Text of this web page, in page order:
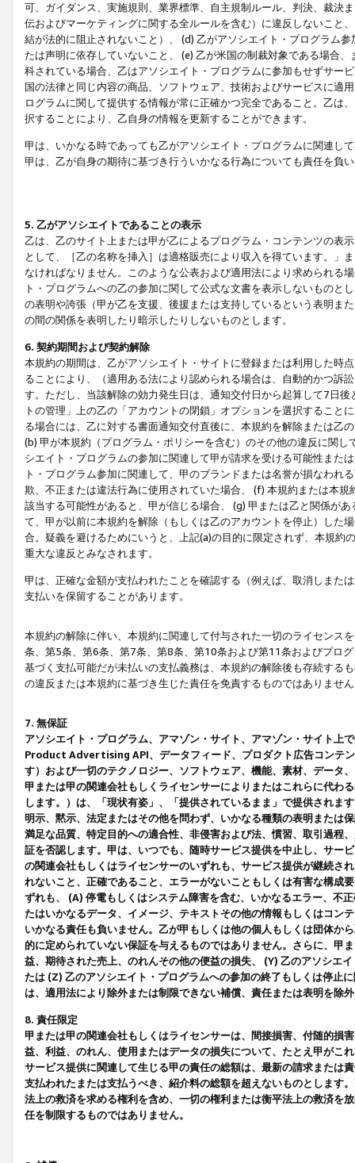
可、ガイダンス、実施規則、業界標準、自主規制ルール、判決、裁決
伝およびマーケティングに関する全ルールを含む）に違反しないこと
結が法的に阻止されないこと）、 (d) 乙がアソシエイト・プログラム
たは声明に依存していないこと、 (e) 乙が米国の制裁対象である場合
科されている場合、乙はアソシエイト・プログラムに参加もせずサー
国の法律と同じ内容の商品、ソフトウェア、技術およびサービスに適
ログラムに関して提供する情報が常に正確かつ完全であること。乙は
択することにより、乙自身の情報を更新することができます。
甲は、いかなる時であっても乙がアソシエイト・プログラムに関連し
甲は、乙が自身の期待に基づき行ういかなる行為についても責任を負
5. 乙がアソシエイトであることの表示
乙は、乙のサイト上または甲が乙によるプログラム・コンテンツの表
として、［乙の名称を挿入］は適格販売により収入を得ています。」
なければなりません。このような公表および適用法により求められる
ト・プログラムへの乙の参加に関して公式な文書を表示しないもの
の表明や誇張（甲が乙を支援、後援または支持しているという表明ま
の間の関係を表明したり暗示したりしないものとします。
6. 契約期間および契約解除
本規約の期間は、乙がアソシエイト・サイトに登録または利用した時
ることにより、（適用ある法により認められる場合は、自動的かつ訴
す。ただし、当該解除の効力発生日は、通知交付日から起算して7日
トの管理」上の乙の「アカウントの閉鎖」オプションを選択するこ
る場合には、乙に対する書面通知交付直後に、本規約を解除または乙
(b) 甲が本規約（プログラム・ポリシーを含む）のその他の違反に関
シエイト・プログラムの参加に関連して甲が請求を受ける可能性また
ト・プログラム参加に関連して、甲のブランドまたは名誉が損なわれ
欺、不正または違法行為に使用されていた場合、 (f) 本規約または本
該当する可能性があると、甲が信じる場合、 (g) 甲または乙と関係が
て、甲が以前に本規約を解除（もしくは乙のアカウントを停止）した
合。疑義を避けるためにいうと、上記(a)の目的に限定されず、本規
重大な違反とみなされます。
甲は、正確な金額が支払われたことを確認する（例えば、取消しまた
支払いを保留することがあります。
本規約の解除に伴い、本規約に関連して付与された一切のライセンス
条、第5条、第6条、第7条、第8条、第10条および第11条およびプロ
基づく支払可能だが未払いの支払義務は、本規約の解除後も存続する
の違反または本規約に基づき生じた責任を免責するものではありませ
7. 無保証
アソシエイト・プログラム、アマゾン・サイト、アマゾン・サイト上
Product Advertising API、データフィード、プロダクト広告コンテ
す）および一切のテクノロジー、ソフトウェア、機能、素材、データ
甲または甲の関連会社もしくライセンサーによりまたはこれらに代わ
します。）は、「現状有姿」、「提供されているまま」で提供されま
明示、黙示、法定またはその他を問わず、いかなる種類の表明または
満足な品質、特定目的への適合性、非侵害および法、慣習、取引過程
証を否認します。甲は、いつでも、随時サービス提供を中止し、サー
の関連会社もしくはライセンサーのいずれも、サービス提供が継続さ
れないこと、正確であること、エラーがないこともしくは有害な構成
ずれも、 (A) 停電もしくはシステム障害を含む、いかなるエラー、不
たはいかなるデータ、イメージ、テキストその他の情報もしくはコン
いかなる責任も負いません。乙が甲もしくは他の個人もしくは団体か
的に定められていない保証を与えるものではありません。さらに、甲
益、期待された売上、のれんその他の便益の損失、 (Y) 乙のアソシエ
たは (Z) 乙のアソシエイト・プログラムへの参加の終了もしくは停止
は、適用法により除外または制限できない補償、責任または表明を除
8. 責任限定
甲または甲の関連会社もしくはライセンサーは、間接損害、付随的損
益、利益、のれん、使用またはデータの損失について、たとえ甲がこ
サービス提供に関連して生じる甲の責任の総額は、最新の請求または
支払われたまたは支払うべき、紹介料の総額を超えないものとします
法上の救済を求める権利を含め、一切の権利または衡平法上の救済を
任を制限するものではありません。